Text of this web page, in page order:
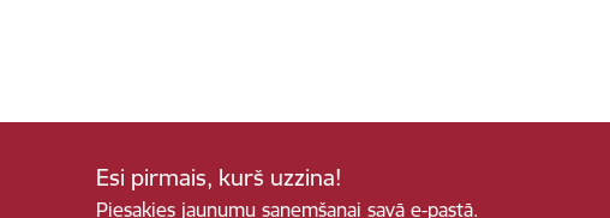
Esi pirmais, kurš uzzina!
Piesakies jaunumu saņemšanai savā e-pastā.